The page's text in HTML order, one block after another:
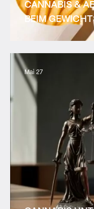
CANNABIS &
BEIM
Mai 27